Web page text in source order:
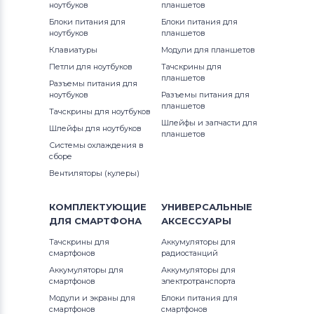
Вентиляторы (кулеры)Gateway
Вентиляторы (кулеры) FCN
Вентиляторы (кулеры)
Вентиляторы (кулеры)MSI
Вентиляторы (кулеры)
Вентиляторы (кулеры)
Вентиляторы (кулеры) Hasee
Вентиляторы (кулеры)Dell
Вентиляторы (кулеры)IBM
Вентиляторы (кулеры)Viewsonic
Satellite A Series
Satellite C Series
Satellite E Series
Satellite L Series
Satellite M Series
Satellite P Series
Satellite P55 Series
Satellite Pro
Satellite Pro A Series
ноутбуков
Блоки питания для
ноутбуков
Клавиатуры
Петли для ноутбуков
Разъемы питания для
ноутбуков
Тачскрины для ноутбуков
Шлейфы для ноутбуков
Системы охлаждения в
сборе
Вентиляторы (кулеры)
планшетов
Блоки питания для
планшетов
Модули для планшетов
Тачскрины для
планшетов
Разъемы питания для
планшетов
Шлейфы и запчасти для
планшетов
КОМПЛЕКТУЮЩИЕ
ДЛЯ СМАРТФОНА
Тачскрины для
смартфонов
Аккумуляторы для
смартфонов
Модули и экраны для
смартфонов
УНИВЕРСАЛЬНЫЕ
АКСЕССУАРЫ
Аккумуляторы для
радиостанций
Аккумуляторы для
электротранспорта
Блоки питания для
смартфонов